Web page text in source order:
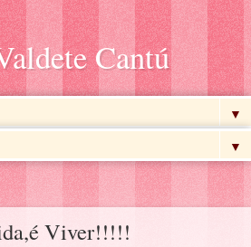
Cantú
▼
▼
Viver!!!!!